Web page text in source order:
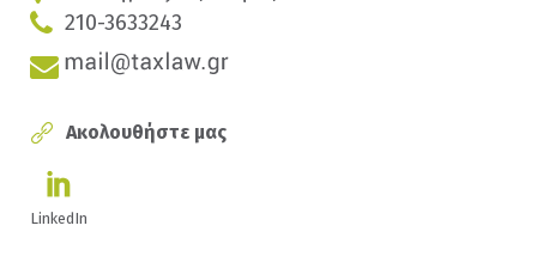
210-3633243
Ακολουθήστε μας
LinkedIn